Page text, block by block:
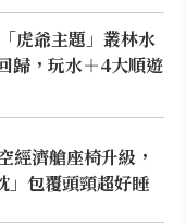
虎爺主題」叢林水
歸，玩水＋4大順遊
經濟艙座椅升級，
包覆頭頸超好睡